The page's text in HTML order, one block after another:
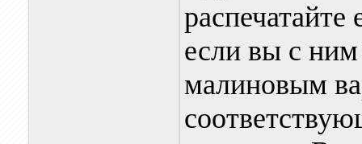
распечатайте
если вы с ним
малиновым